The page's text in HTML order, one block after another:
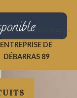
ENTREPRISE DE
DÉBARRAS 89